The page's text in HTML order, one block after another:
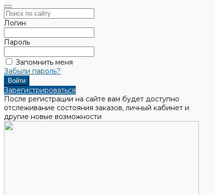
Логин
Пароль
Запомнить меня
Забыли пароль?
Зарегистрироваться
После регистрации на сайте вам будет доступно
отслеживание состояния заказов, личный кабинет и
другие новые возможности